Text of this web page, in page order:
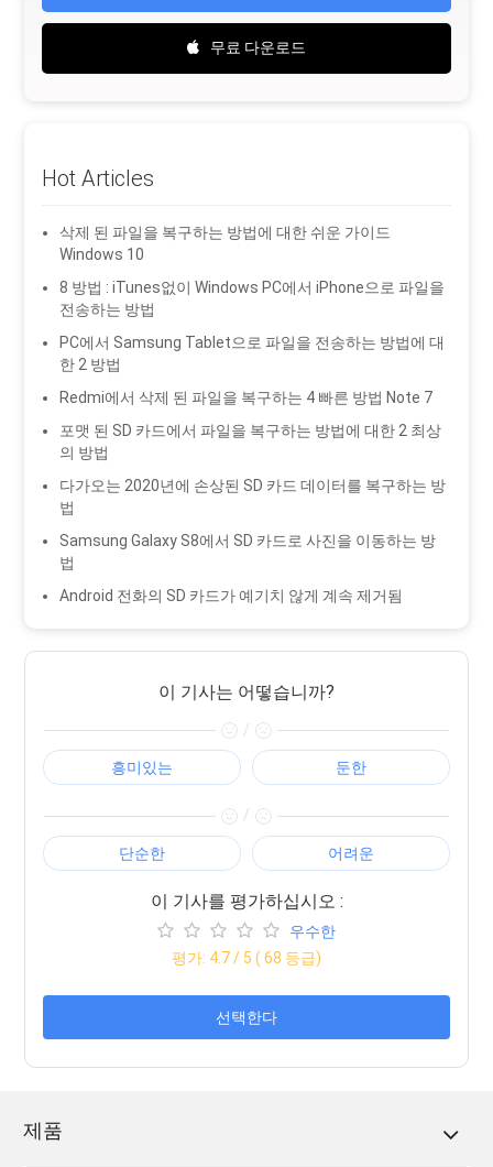
무료 다운로드
Hot Articles
삭제 된 파일을 복구하는 방법에 대한 쉬운 가이드
Windows 10
8 방법 : iTunes없이 Windows PC에서 iPhone으로 파일을
전송하는 방법
PC에서 Samsung Tablet으로 파일을 전송하는 방법에 대
한 2 방법
Redmi에서 삭제 된 파일을 복구하는 4 빠른 방법 Note 7
포맷 된 SD 카드에서 파일을 복구하는 방법에 대한 2 최상
의 방법
다가오는 2020년에 손상된 SD 카드 데이터를 복구하는 방
법
Samsung Galaxy S8에서 SD 카드로 사진을 이동하는 방
법
Android 전화의 SD 카드가 예기치 않게 계속 제거됨
이 기사는 어떻습니까?
/
흥미있는 둔한
/
단순한 어려운
이 기사를 평가하십시오 :
우수한
평가: 4.7/ 5 ( 68 등급)
선택한다
제품